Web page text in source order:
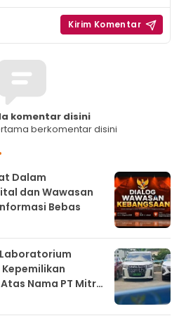
komentar disini
berkomentar disini
Dalam
dan Wawasan
Bebas
Laboratorium
Nama PT Mitra